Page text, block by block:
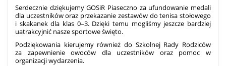
Serdecznie dziękujemy GOSiR Piaseczno za ufundowanie medali
dla uczestników oraz przekazanie zestawów do tenisa stołowego
i skakanek dla klas 0–3. Dzięki temu mogliśmy jeszcze bardziej
uatrakcyjnić nasze sportowe święto.
Podziękowania kierujemy również do Szkolnej Rady Rodziców
za zapewnienie owoców dla uczestników oraz pomoc w
organizacji wydarzenia.